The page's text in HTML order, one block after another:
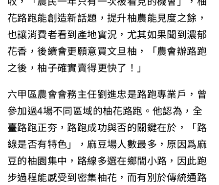
花路跑能創造新話題，提升柚農能見度之餘，
也讓消費者看到產地實況，尤其如果聞到濃郁
花香，後續會更願意買文旦柚，「農會辦路跑
之後，柚子確實賣得更快了！」
六甲區農會會務主任劉進忠是路跑專業戶，曾
參加過4場不同區域的柚花路跑。他認為，全
臺路跑正夯，路跑成功與否的關鍵在於，「路
線是否有特色」，麻豆場人數最多，原因爲麻
豆的柚園集中，路線多選在鄉間小路，因此跑
步過程能感受到密集柚花，而有別於傳統通路